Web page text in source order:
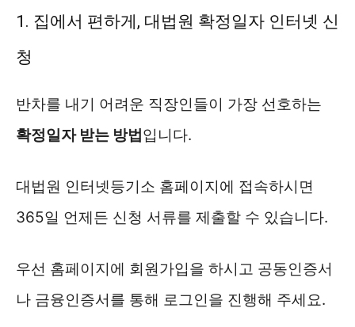
1. 집에서 편하게, 대법원 확정일자 인터넷 신
청
반차를 내기 어려운 직장인들이 가장 선호하는
확정일자 받는 방법 입니다.
대법원 인터넷등기소 홈페이지에 접속하시면
365일 언제든 신청 서류를 제출할 수 있습니다.
우선 홈페이지에 회원가입을 하시고 공동인증서
나 금융인증서를 통해 로그인을 진행해 주세요.